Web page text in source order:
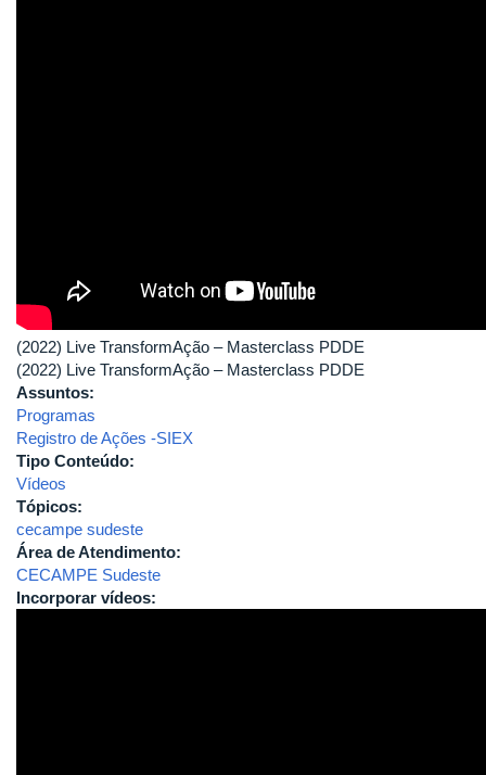
(2022) Live TransformAção – Masterclass PDDE
(2022) Live TransformAção – Masterclass PDDE
Assuntos:
Programas
Registro de Ações -SIEX
Tipo Conteúdo:
Vídeos
Tópicos:
cecampe sudeste
Área de Atendimento:
CECAMPE Sudeste
Incorporar vídeos: